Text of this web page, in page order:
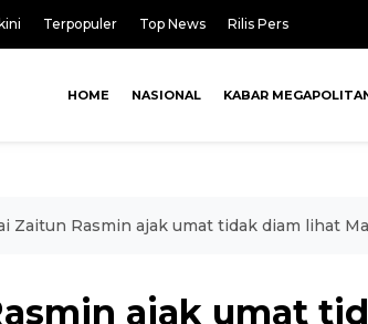
Terpopuler Top News Rilis Pers
HOME NASIONAL KABAR
Zaitun Rasmin ajak umat tidak diam lihat
ajak umat